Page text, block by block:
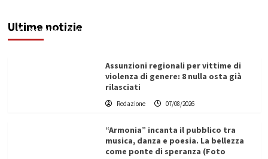
Ultime notizie
Redazione 07/08/2026
Assunzioni regionali per vittime di
violenza di genere: 8 nulla osta già
rilasciati
Redazione 07/08/2026
“Armonia” incanta il pubblico tra
musica, danza e poesia. La bellezza
come ponte di speranza (Foto